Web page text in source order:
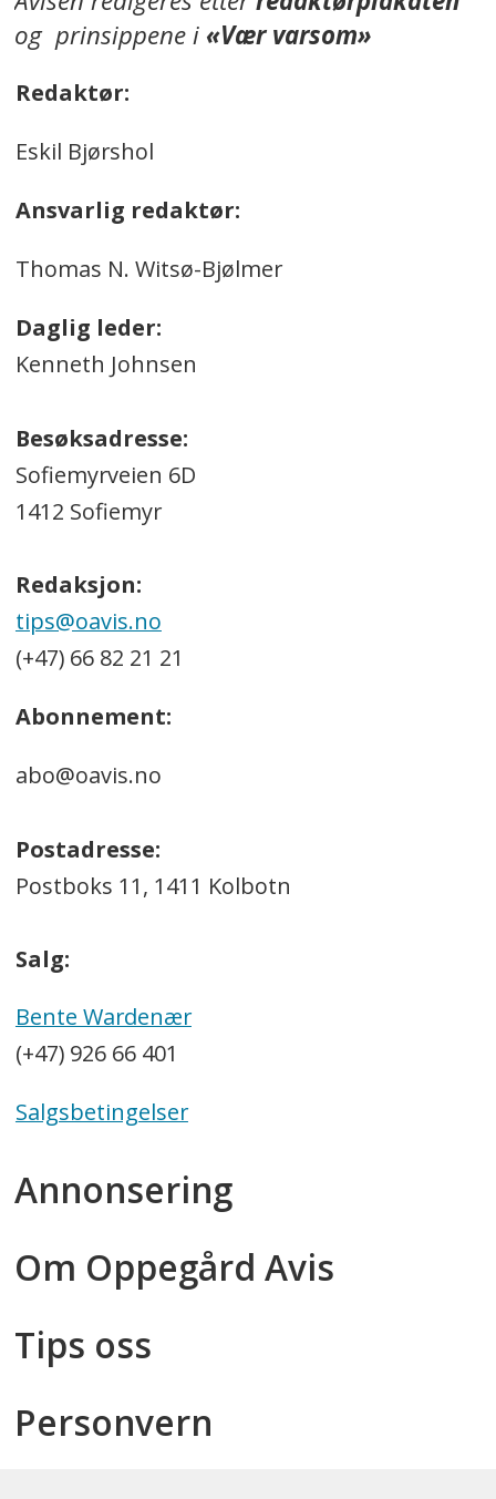
og prinsippene i«Vær varsom»
Redaktør:
Eskil Bjørshol
Ansvarlig redaktør:
Thomas N. Witsø-Bjølmer
Daglig leder:
Kenneth Johnsen
Besøksadresse:
Sofiemyrveien 6D
1412 Sofiemyr
Redaksjon:
tips@oavis.no
(+47) 66 82 21 21
Abonnement:
abo@oavis.no
Postadresse:
Postboks 11, 1411 Kolbotn
Salg:
Bente Wardenær
(+47) 926 66 401
Salgsbetingelser
Annonsering
Om Oppegård Avis
Tips oss
Personvern